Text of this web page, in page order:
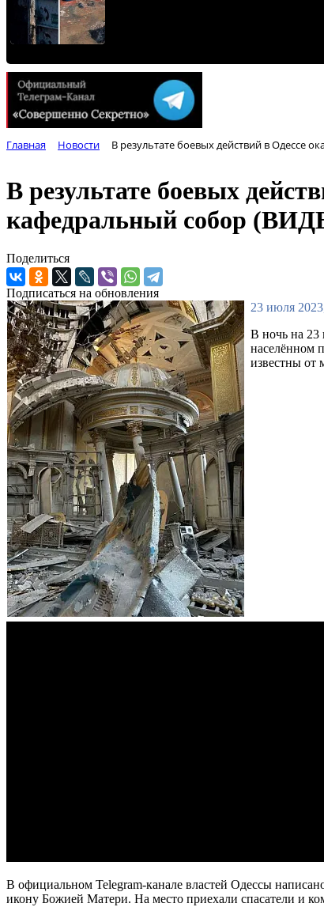
Главная Новости В результате боевых действий в Одессе
В результате боевых
кафедральный собор
Поделиться
Подписаться на обновления
23 июля
В ночь на 23
населённом
известны от
В официальном Telegram-канале властей Одессы
икону Божией Матери. На место приехали спасатели и